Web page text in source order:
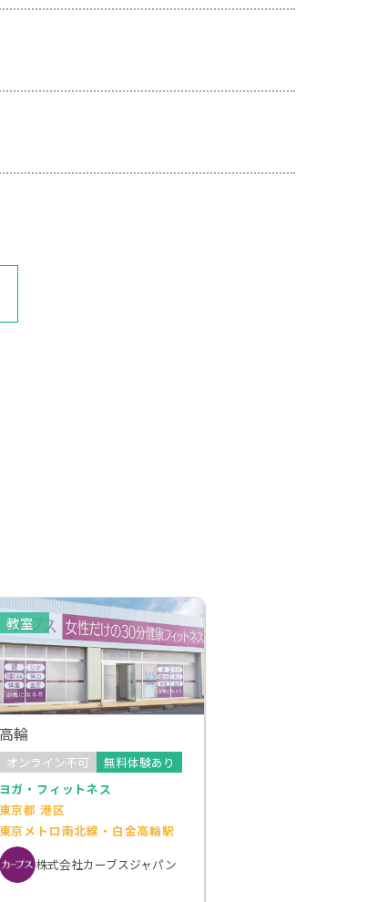
教室
高輪
オンライン不可
無料体験あり
ヨガ・フィットネス
東京都 港区
東京メトロ南北線・白金高輪駅
株式会社カーブスジャパン